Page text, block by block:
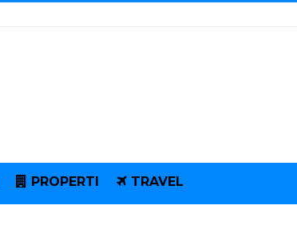
PROPERTI TRAVEL